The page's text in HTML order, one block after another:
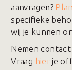
aanvragen?
specifieke
wij je kunnen
Nemen
Vraag hierje